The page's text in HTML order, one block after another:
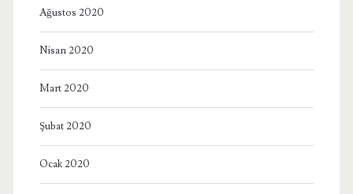
Ağustos 2020
Nisan 2020
Mart 2020
Şubat 2020
Ocak 2020